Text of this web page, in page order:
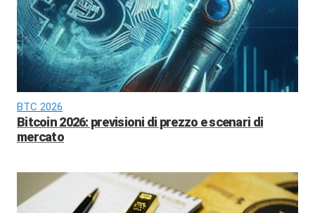
BTC 2026
Bitcoin 2026: previsioni di prezzo e scenari di
mercato